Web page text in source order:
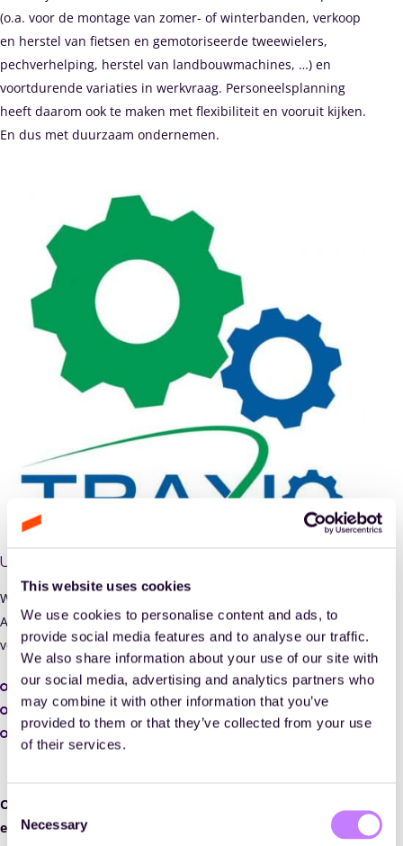
This website uses cookies
We use cookies to personalise content and ads, to
provide social media features and to analyse our traffic.
We also share information about your use of our site with
our social media, advertising and analytics partners who
may combine it with other information that you’ve
provided to them or that they’ve collected from your use
of their services.
Consent
Selection
Necessary
(o.a. voor de montage van zomer- of winterbanden, verkoop
en herstel van fietsen en gemotoriseerde tweewielers,
pechverhelping, herstel van landbouwmachines, …) en
voortdurende variaties in werkvraag. Personeelsplanning
heeft daarom ook te maken met flexibiliteit en vooruit kijken.
En dus met duurzaam ondernemen.
Uw voordelen met Traxio
We zijn ontzettend trots om een partner van
Als lid van TRAXIO geniet u dan ook van mooie kortingen bij
verschillende activiteiten en diensten:
10% kortingopopleidingen en trainingenvan Déhora;
kostelozedeelname aan hetDéhora Plannersnetwerk
kortingen wanneer u beroep doet op dediensten en de
Ook organiseren we in 2018 een aantal activiteiten
exclusief voor de leden van TRAXIO. Leden genieten van